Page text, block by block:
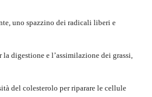
uno spazzino dei radicali liberi e
digestione e l’assimilazione dei grassi,
del colesterolo per riparare le cellule